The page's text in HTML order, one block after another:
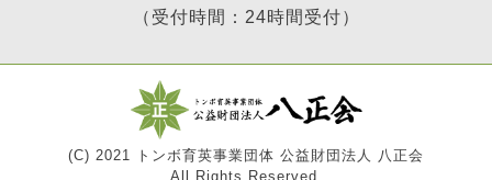
（受付時間：24時間受付）
(C) 2021 トンボ育英事業団体 公益財団法人 八正会
All Rights Reserved.